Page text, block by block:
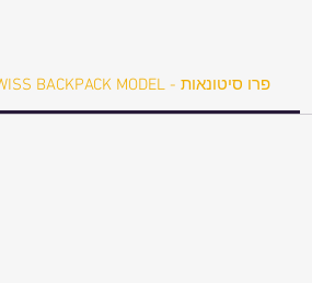
SWISS BACKPACK MODEL - פרו סיטונאות